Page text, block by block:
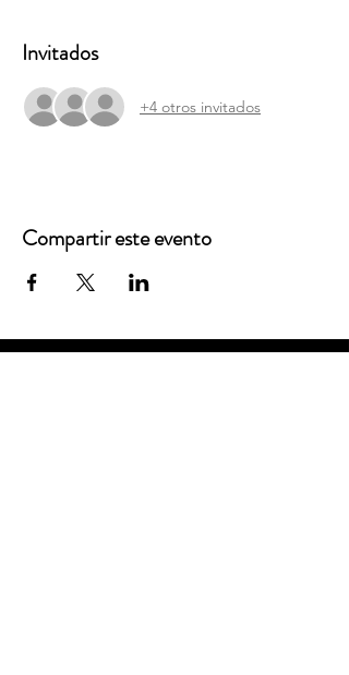
Invitados
+4 otros invitados
Compartir este evento